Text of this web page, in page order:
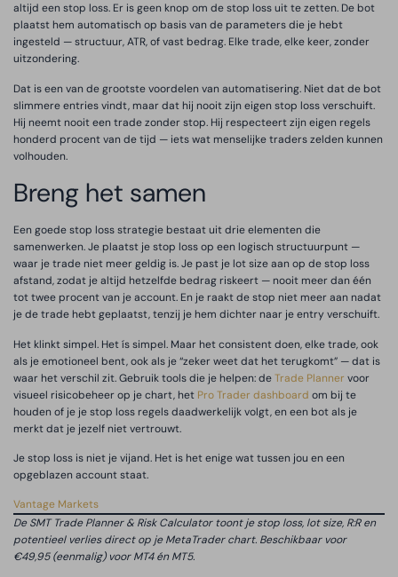
altijd een stop loss. Er is geen knop om de stop loss uit te zetten. De bot
plaatst hem automatisch op basis van de parameters die je hebt
ingesteld — structuur, ATR, of vast bedrag. Elke trade, elke keer, zonder
uitzondering.
Dat is een van de grootste voordelen van automatisering. Niet dat de bot
slimmere entries vindt, maar dat hij nooit zijn eigen stop loss verschuift.
Hij neemt nooit een trade zonder stop. Hij respecteert zijn eigen regels
honderd procent van de tijd — iets wat menselijke traders zelden kunnen
volhouden.
Breng het samen
Een goede stop loss strategie bestaat uit drie elementen die
samenwerken. Je plaatst je stop loss op een logisch structuurpunt —
waar je trade niet meer geldig is. Je past je lot size aan op de stop loss
afstand, zodat je altijd hetzelfde bedrag riskeert — nooit meer dan één
tot twee procent van je account. En je raakt de stop niet meer aan nadat
je de trade hebt geplaatst, tenzij je hem dichter naar je entry verschuift.
Het klinkt simpel. Het ís simpel. Maar het consistent doen, elke trade, ook
als je emotioneel bent, ook als je “zeker weet dat het terugkomt” — dat is
waar het verschil zit. Gebruik tools die je helpen: deTrade Planner voor
visueel risicobeheer op je chart, het Pro Trader dashboard om bij te
houden of je je stop loss regels daadwerkelijk volgt, en een bot als je
merkt dat je jezelf niet vertrouwt.
Je stop loss is niet je vijand. Het is het enige wat tussen jou en een
opgeblazen account staat.
Vantage Markets
De SMT Trade Planner & Risk Calculator toont je stop loss, lot size, R:R en
potentieel verlies direct op je MetaTrader chart. Beschikbaar voor
€49,95 (eenmalig) voor MT4 én MT5.